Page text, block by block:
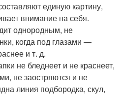
единую картину,
внимание на себя.
однородным, не
когда под глазами —
и т. д.
не бледнеет и не краснеет,
не заостряются и не
линия подбородка, скул,